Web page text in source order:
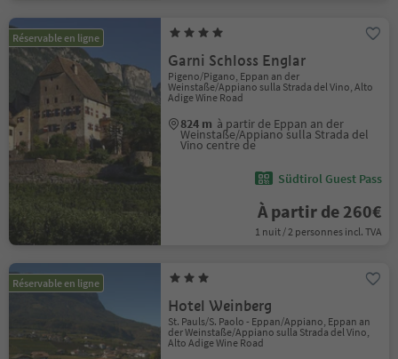
Réservable en ligne
Garni Schloss Englar
Pigeno/Pigano, Eppan an der
Weinstaße/Appiano sulla Strada del Vino, Alto
Adige Wine Road
824 m à partir de Eppan an der
Weinstaße/Appiano sulla Strada del
Vino centre de
Südtirol Guest Pass
À partir de 260€
1 nuit / 2 personnes incl. TVA
Réservable en ligne
Hotel Weinberg
St. Pauls/S. Paolo - Eppan/Appiano, Eppan an
der Weinstaße/Appiano sulla Strada del Vino,
Alto Adige Wine Road